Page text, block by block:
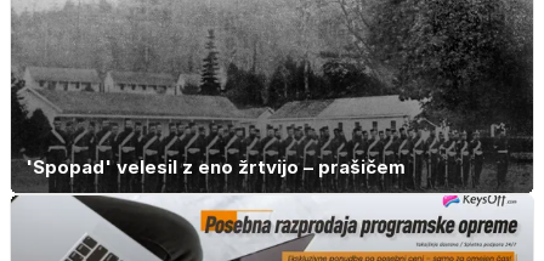
'Spopad' velesil z eno žrtvijo – prašičem